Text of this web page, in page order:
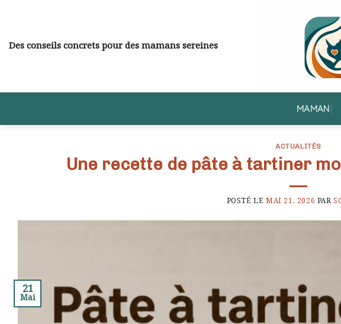
content
Des conseils concrets pour des mamans sereines
MAMAN
ACTUALITÉS
Une recette de pâte à tartiner
POSTÉ LEMAI 21, 2026 PAR
21
Mai